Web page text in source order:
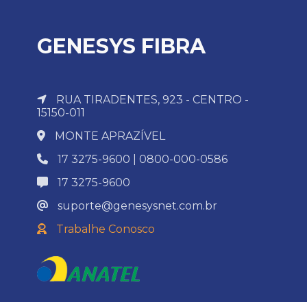
GENESYS FIBRA
RUA TIRADENTES, 923 - CENTRO -
15150-011
MONTE APRAZÍVEL
17 3275-9600 | 0800-000-0586
17 3275-9600
suporte@genesysnet.com.br
Trabalhe Conosco